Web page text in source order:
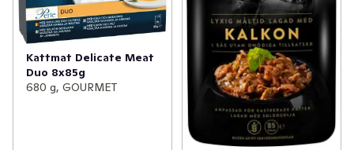
Kattmat Delicate Meat
Duo 8x85g
680 g, GOURMET